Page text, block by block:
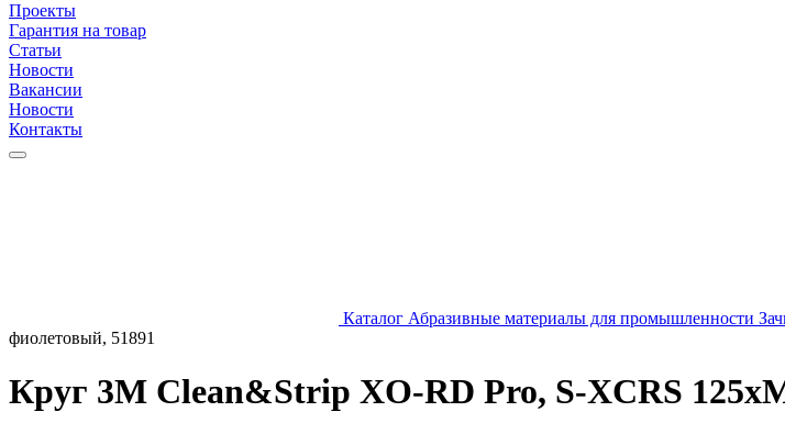
Проекты
Гарантия на товар
Статьи
Новости
Вакансии
Новости
Контакты
Каталог Абразивные материалы для промышленности
фиолетовый, 51891
Круг 3M Clean&Strip XO-RD Pro, S-XCRS